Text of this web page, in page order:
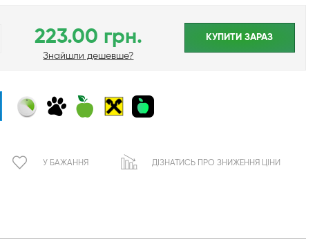
223.00 грн.
Знайшли дешевше?
КУПИТИ ЗАРАЗ
У БАЖАННЯ ДІЗНАТИСЬ ПРО ЗНИЖЕННЯ ЦІНИ